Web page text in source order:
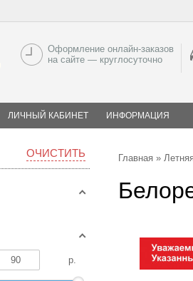
Оформление онлайн-заказов
на сайте — круглосуточно
ЛИЧНЫЙ КАБИНЕТ ИНФОРМАЦИЯ
ОЧИСТИТЬ
р.
Главная »